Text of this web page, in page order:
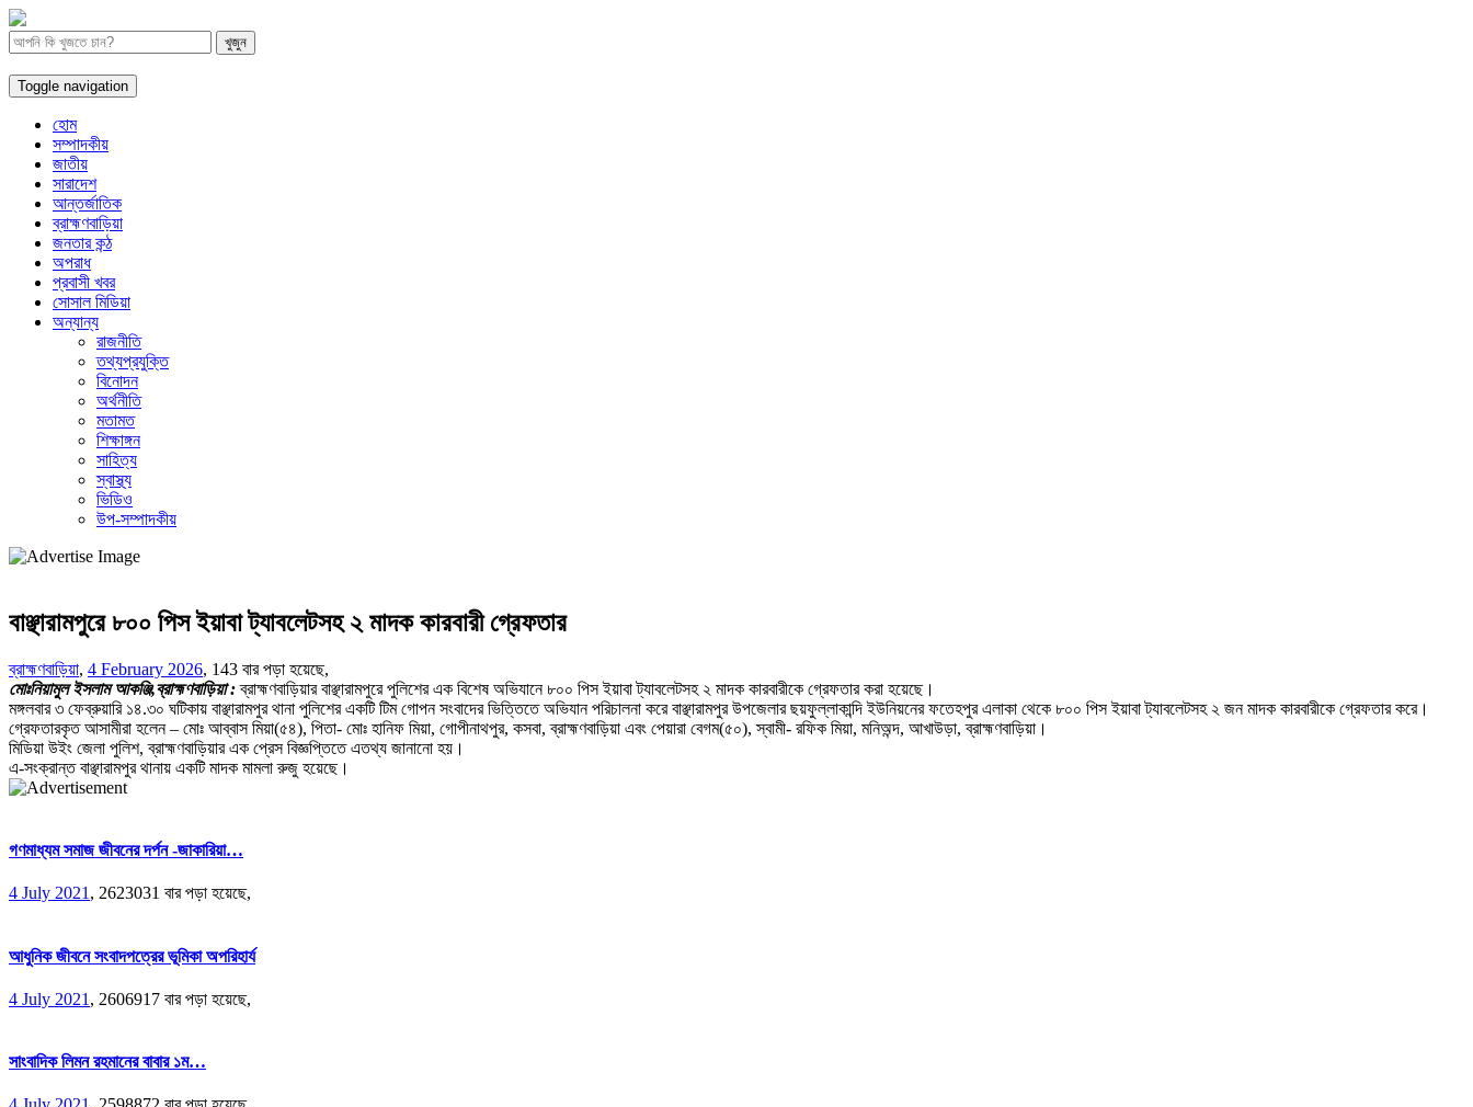
Toggle navigation
হোম
সম্পাদকীয়
জাতীয়
সারাদেশ
আন্তর্জাতিক
ব্রাহ্মণবাড়িয়া
জনতার কন্ঠ
অপরাধ
প্রবাসী খবর
সোসাল মিডিয়া
অন্যান্য
রাজনীতি
তথ্যপ্রযুক্তি
বিনোদন
অর্থনীতি
মতামত
শিক্ষাঙ্গন
সাহিত্য
স্বাস্থ্য
ভিডিও
উপ-সম্পাদকীয়
বাঞ্ছারামপুরে ৮০০ পিস ইয়াবা ট্যাবলেটসহ ২ মাদক কারবারী গ্রেফতার
ব্রাহ্মণবাড়িয়া, 4 February 2026, 143 বার পড়া হয়েছে,
মোঃনিয়ামুল ইসলাম আকঞ্জি,ব্রাহ্মণবাড়িয়া :ব্রাহ্মণবাড়িয়ার বাঞ্ছারামপুরে পুলিশের এক বিশেষ অভিযানে ৮০০ পিস ইয়াবা ট্যাবলেটসহ ২ মাদক কারবারীকে গ্রেফতার করা হয়েছে।
মঙ্গলবার ৩ ফেব্রুয়ারি ১৪.৩০ ঘটিকায় বাঞ্ছারামপুর থানা পুলিশের একটি টিম গোপন সংবাদের ভিত্তিতে অভিযান পরিচালনা করে বাঞ্ছারামপুর উপজেলার ছয়ফুল্লাকান্দি ইউনিয়নের ফতেহপুর এলাকা থেকে ৮০০ পিস ইয়াবা ট্যাবলেটসহ ২ জন মাদক কারবারীকে গ্রেফতার করে।
গ্রেফতারকৃত আসামীরা হলেন – মোঃ আব্বাস মিয়া(৫৪), পিতা- মোঃ হানিফ মিয়া, গোপীনাথপুর, কসবা, ব্রাহ্মণবাড়িয়া এবং পেয়ারা বেগম(৫০), স্বামী- রফিক মিয়া, মনিঅন্দ, আখাউড়া, ব্রাহ্মণবাড়িয়া।
মিডিয়া উইং জেলা পুলিশ, ব্রাহ্মণবাড়িয়ার এক প্রেস বিজ্ঞপ্তিতে এতথ্য জানানো হয়।
এ-সংক্রান্ত বাঞ্ছারামপুর থানায় একটি মাদক মামলা রুজু হয়েছে।
গণমাধ্যম সমাজ জীবনের দর্পন -জাকারিয়া…
4 July 2021 , 2623031 বার পড়া হয়েছে,
আধুনিক জীবনে সংবাদপত্রের ভূমিকা অপরিহার্য
4 July 2021 , 2606917 বার পড়া হয়েছে,
সাংবাদিক লিমন রহমানের বাবার ১ম…